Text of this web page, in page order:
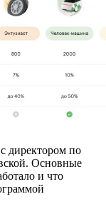
директором по
Основные
и что